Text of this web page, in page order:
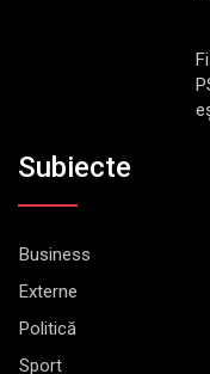
Subiecte
Business
Externe
Politică
Sport